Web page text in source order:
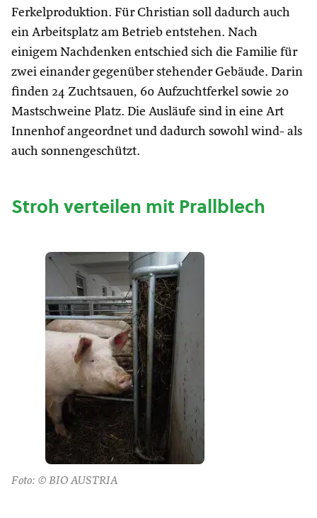
Ferkelproduktion. Für Christian soll dadurch auch
ein Arbeitsplatz am Betrieb entstehen. Nach
einigem Nachdenken entschied sich die Familie für
zwei einander gegenüber stehender Gebäude. Darin
finden 24 Zuchtsauen, 60 Aufzuchtferkel sowie 20
Mastschweine Platz. Die Ausläufe sind in eine Art
Innenhof angeordnet und dadurch sowohl wind- als
auch sonnengeschützt.
Stroh verteilen mit Prallblech
Foto: © BIO AUSTRIA